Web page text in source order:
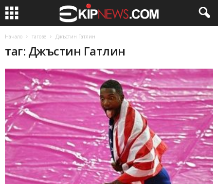
Начало тагове Джъстин Гатлин
таг: Джъстин Гатлин